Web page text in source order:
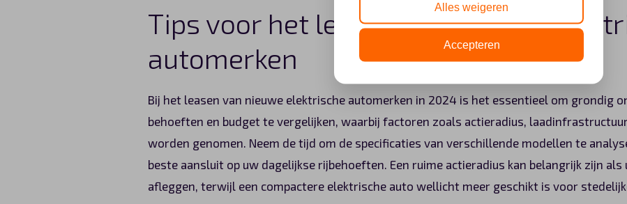
Tips voor het leasen van nieuwe
automerken
Bij het leasen van nieuwe elektrische automerken in 2024 is het essentieel om grondig
behoeften en budget te vergelijken, waarbij factoren zoals actieradius,
worden genomen. Neem de tijd om de specificaties van verschillende modellen te
beste aansluit op uw dagelijkse rijbehoeften. Een ruime actieradius kan belangrijk zijn
afleggen, terwijl een compactere elektrische auto wellicht meer geschikt is voor
Alles weigeren
Accepteren